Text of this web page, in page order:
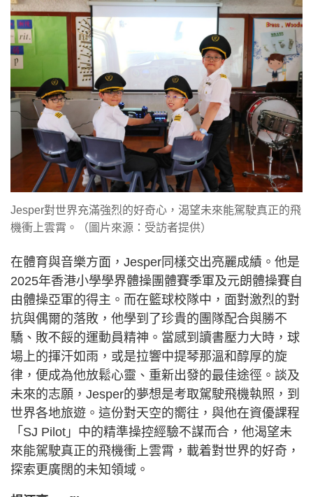
Jesper對世界充滿強烈的好奇心，渴望未來能駕駛真正的飛
機衝上雲霄。（圖片來源：受訪者提供）
在體育與音樂方面，Jesper同樣交出亮麗成績。他是
2025年香港小學學界體操團體賽季軍及元朗體操賽自
由體操亞軍的得主。而在籃球校隊中，面對激烈的對
抗與偶爾的落敗，他學到了珍貴的團隊配合與勝不
驕、敗不餒的運動員精神。當感到讀書壓力大時，球
場上的揮汗如雨，或是拉響中提琴那溫和醇厚的旋
律，便成為他放鬆心靈、重新出發的最佳途徑。談及
未來的志願，Jesper的夢想是考取駕駛飛機執照，到
世界各地旅遊。這份對天空的嚮往，與他在資優課程
「SJ Pilot」中的精準操控經驗不謀而合，他渴望未
來能駕駛真正的飛機衝上雲霄，載着對世界的好奇，
探索更廣闊的未知領域。